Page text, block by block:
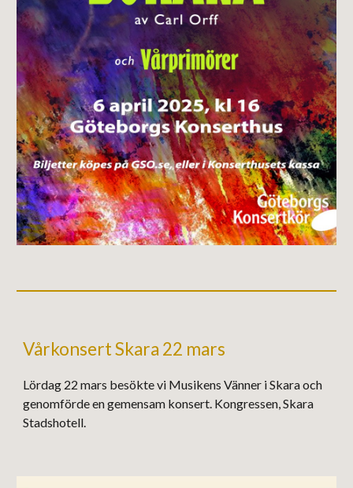
Vårkonsert Skara 22 mars
Lördag 22 mars besökte vi Musikens Vänner i Skara och
genomförde en gemensam konsert. Kongressen, Skara
Stadshotell.